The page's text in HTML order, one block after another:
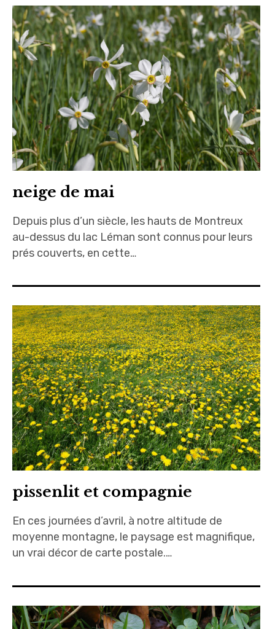
neige de mai
Depuis plus d’un siècle, les hauts de Montreux
au-dessus du lac Léman sont connus pour leurs
prés couverts, en cette…
pissenlit et compagnie
En ces journées d’avril, à notre altitude de
moyenne montagne, le paysage est magnifique,
un vrai décor de carte postale.…